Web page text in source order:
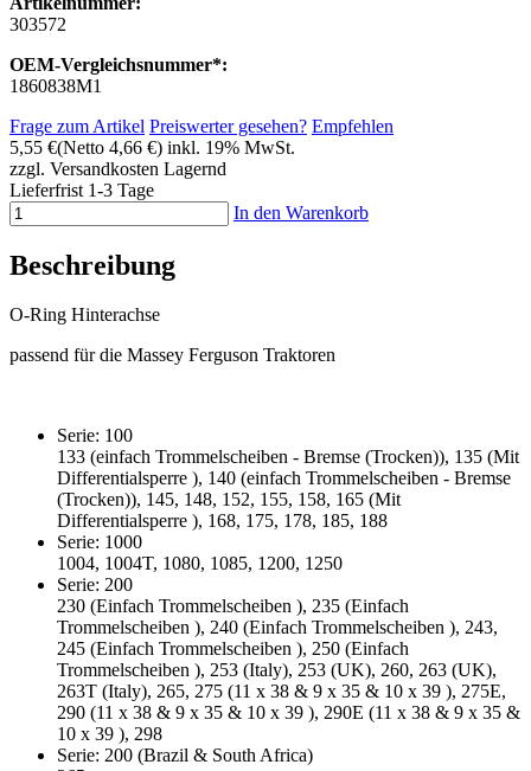
303572
OEM-Vergleichsnummer*:
1860838M1
Frage zum Artikel Preiswerter gesehen? Empfehlen
5,55 €(Netto 4,66 €) inkl. 19% MwSt.
zzgl. Versandkosten Lagernd
Lieferfrist 1-3 Tage
In den Warenkorb
Beschreibung
O-Ring Hinterachse
passend für die Massey Ferguson Traktoren
Serie: 100
133 (einfach Trommelscheiben - Bremse (Trocken)), 135 (Mit
Differentialsperre ), 140 (einfach Trommelscheiben - Bremse
(Trocken)), 145, 148, 152, 155, 158, 165 (Mit
Differentialsperre ), 168, 175, 178, 185, 188
Serie: 1000
1004, 1004T, 1080, 1085, 1200, 1250
Serie: 200
230 (Einfach Trommelscheiben ), 235 (Einfach
Trommelscheiben ), 240 (Einfach Trommelscheiben ), 243,
245 (Einfach Trommelscheiben ), 250 (Einfach
Trommelscheiben ), 253 (Italy), 253 (UK), 260, 263 (UK),
263T (Italy), 265, 275 (11 x 38 & 9 x 35 & 10 x 39 ), 275E,
290 (11 x 38 & 9 x 35 & 10 x 39 ), 290E (11 x 38 & 9 x 35 &
10 x 39 ), 298
Serie: 200 (Brazil & South Africa)